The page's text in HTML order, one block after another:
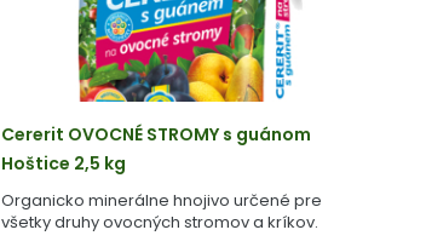
Cererit OVOCNÉ STROMY s guánom
Hoštice 2,5 kg
Organicko minerálne hnojivo určené pre
všetky druhy ovocných stromov a kríkov.